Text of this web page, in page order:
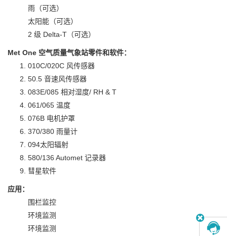
雨（可选）
太阳能（可选）
2 级 Delta-T（可选）
Met One 空气质量气象站零件和软件：
010C/020C 风传感器
50.5 音速风传感器
083E/085 相对湿度/ RH & T
061/065 温度
076B 电机护罩
370/380 雨量计
094太阳辐射
580/136 Automet 记录器
彗星软件
应用：
围栏监控
环境监测
环境监测